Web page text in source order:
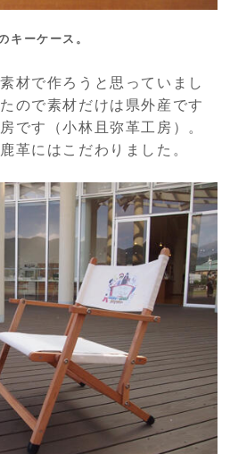
キーケース。
材で作ろうと思っていまし
ので素材だけは県外産です
です（小林且弥革工房）。
革にはこだわりました。